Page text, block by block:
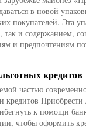
в новой
покупателей. Эта
так и содержанием,
и предпочтениям
кредитов
частью
кредитов
к помощи
чтобы оформить